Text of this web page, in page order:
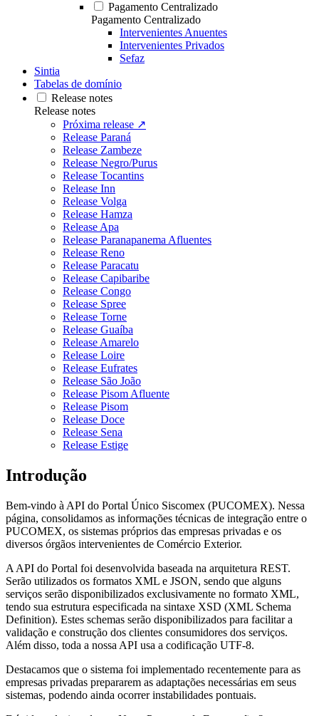
Pagamento Centralizado
Pagamento Centralizado
Intervenientes Anuentes
Intervenientes Privados
Sefaz
Sintia
Tabelas de domínio
Release notes
Release notes
Próxima release ↗
Release Paraná
Release Zambeze
Release Negro/Purus
Release Tocantins
Release Inn
Release Volga
Release Hamza
Release Apa
Release Paranapanema Afluentes
Release Reno
Release Paracatu
Release Capibaribe
Release Congo
Release Spree
Release Torne
Release Guaíba
Release Amarelo
Release Loire
Release Eufrates
Release São João
Release Pisom Afluente
Release Pisom
Release Doce
Release Sena
Release Estige
Introdução
Bem-vindo à API do Portal Único Siscomex (PUCOMEX). Nessa
página, consolidamos as informações técnicas de integração entre o
PUCOMEX, os sistemas próprios das empresas privadas e os
diversos órgãos intervenientes de Comércio Exterior.
A API do Portal foi desenvolvida baseada na arquitetura REST.
Serão utilizados os formatos XML e JSON, sendo que alguns
serviços serão disponibilizados exclusivamente no formato XML,
tendo sua estrutura especificada na sintaxe XSD (XML Schema
Definition). Estes schemas serão disponibilizados para facilitar a
validação e construção dos clientes consumidores dos serviços.
Além disso, toda a nossa API usa a codificação UTF-8.
Destacamos que o sistema foi implementado recentemente para as
empresas privadas prepararem as adaptações necessárias em seus
sistemas, podendo ainda ocorrer instabilidades pontuais.